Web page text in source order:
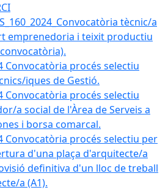
tècnic/a
emprenedoria i teixit productiu
Convocatòria procés selectiu
iques de Gestió.
Convocatòria procés selectiu
a social de l'Àrea de Serveis a
i borsa comarcal.
Convocatòria procés selectiu per
d'una plaça d'arquitecte/a
definitiva d'un lloc de treball
a (A1).